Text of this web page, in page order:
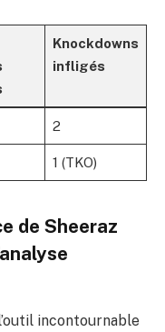
Knockdowns
infligés
2
1 (TKO)
de Sheeraz
incontournable